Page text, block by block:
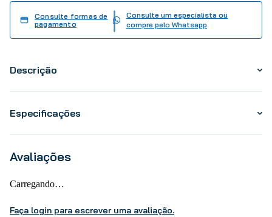
Consulte formas de
pagamento
Consulte um especialista ou
compre pelo Whatsapp
Descrição
Especificações
Avaliações
Carregando…
Faça login para escrever uma avaliação.